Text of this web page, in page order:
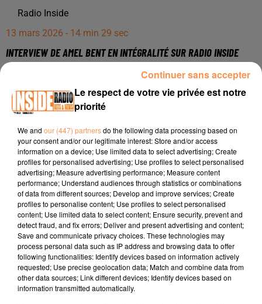
Radio Inside
13 mars 2026 - 14 min 29 sec
INTERVIEW DE AMEL BENT EN INTÉGRALITÉ SUR RADIO INSIDE
À l’occasion de la sortie de son nouveau single « L’amour
ça se donne », Amel Bent s’est confiée dans une interview
exclusive sur son parcours, son album « Minuit une », son
expérience à The Voice en tant que coach, ainsi que sur la
tournée qui débutera en avril.
Facebook :Amel Bent
Instagram :@amelbent
TITRES DIFFUSÉS
Le respect de votre vie privée est notre
priorité
We and our (447) partnersdo the following data processing based on
your consent and/or our legitimate interest: Store and/or access
information on a device; Use limited data to select advertising; Create
profiles for personalised advertising; Use profiles to select personalised
advertising; Measure advertising performance; Measure content
performance; Understand audiences through statistics or combinations
of data from different sources; Develop and improve services; Create
profiles to personalise content; Use profiles to select personalised
content; Use limited data to select content; Ensure security, prevent and
detect fraud, and fix errors; Deliver and present advertising and content;
Save and communicate privacy choices. These technologies may
process personal data such as IP address and browsing data to offer
following functionalities: Identify devices based on information actively
requested; Use precise geolocation data; Match and combine data from
other data sources; Link different devices; Identify devices based on
information transmitted automatically.
Continuer sans accepter